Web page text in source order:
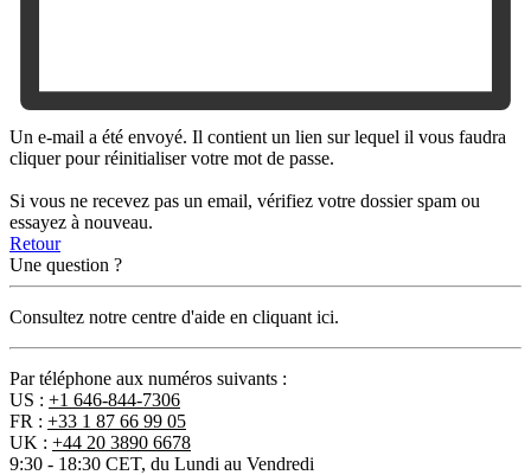
Un e-mail a été envoyé. Il contient un lien sur lequel il vous faudra
cliquer pour réinitialiser votre mot de passe.
Si vous ne recevez pas un email, vérifiez votre dossier spam ou
essayez à nouveau.
Retour
Une question ?
Consultez notre centre d'aide en cliquant ici.
Par téléphone aux numéros suivants :
US : +1 646-844-7306
FR : +33 1 87 66 99 05
UK : +44 20 3890 6678
9:30 - 18:30 CET, du Lundi au Vendredi